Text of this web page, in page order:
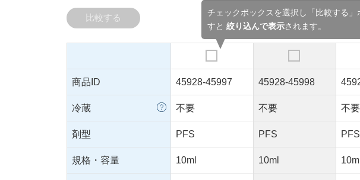
チェックボックスを選択し「比較する」
すと絞り込んで表示されます。
比較する
商品ID 45928-45997 45928-45998
冷蔵 不要 不要 不要
剤型 PFS PFS PFS
規格・容量 10ml 10ml 10ml